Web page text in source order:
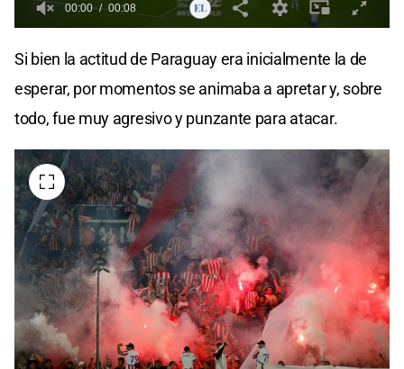
of
seconds
00:00 00:08
Si bien la actitud de Paraguay era inicialmente la de
esperar, por momentos se animaba a apretar y, sobre
todo, fue muy agresivo y punzante para atacar.